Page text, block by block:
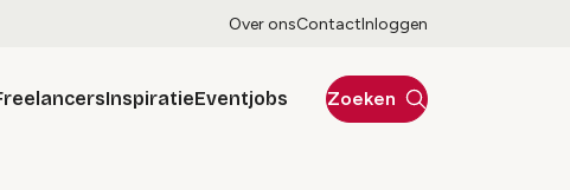
Over onsContactInloggen
InspiratieEventjobs Zoeken